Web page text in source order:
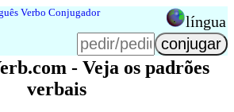
Verbo Conjugador
língua
.com- Veja os padrões
verbais